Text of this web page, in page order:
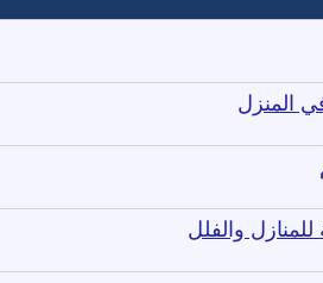
المنزل
والفلل